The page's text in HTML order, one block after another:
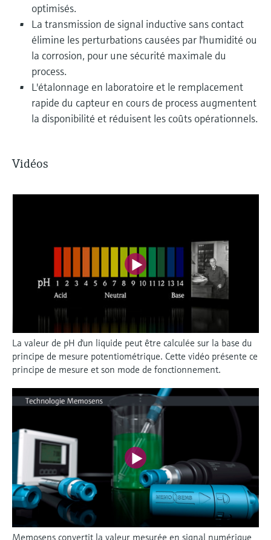
optimisés.
La transmission de signal inductive sans contact
élimine les perturbations causées par l'humidité ou
la corrosion, pour une sécurité maximale du
process.
L'étalonnage en laboratoire et le remplacement
rapide du capteur en cours de process augmentent
la disponibilité et réduisent les coûts opérationnels.
Vidéos
La valeur de pH d'un liquide peut être calculée sur la base du
principe de mesure potentiométrique. Cette vidéo présente ce
principe de mesure et son mode de fonctionnement.
Memosens convertit la valeur mesurée en signal numérique